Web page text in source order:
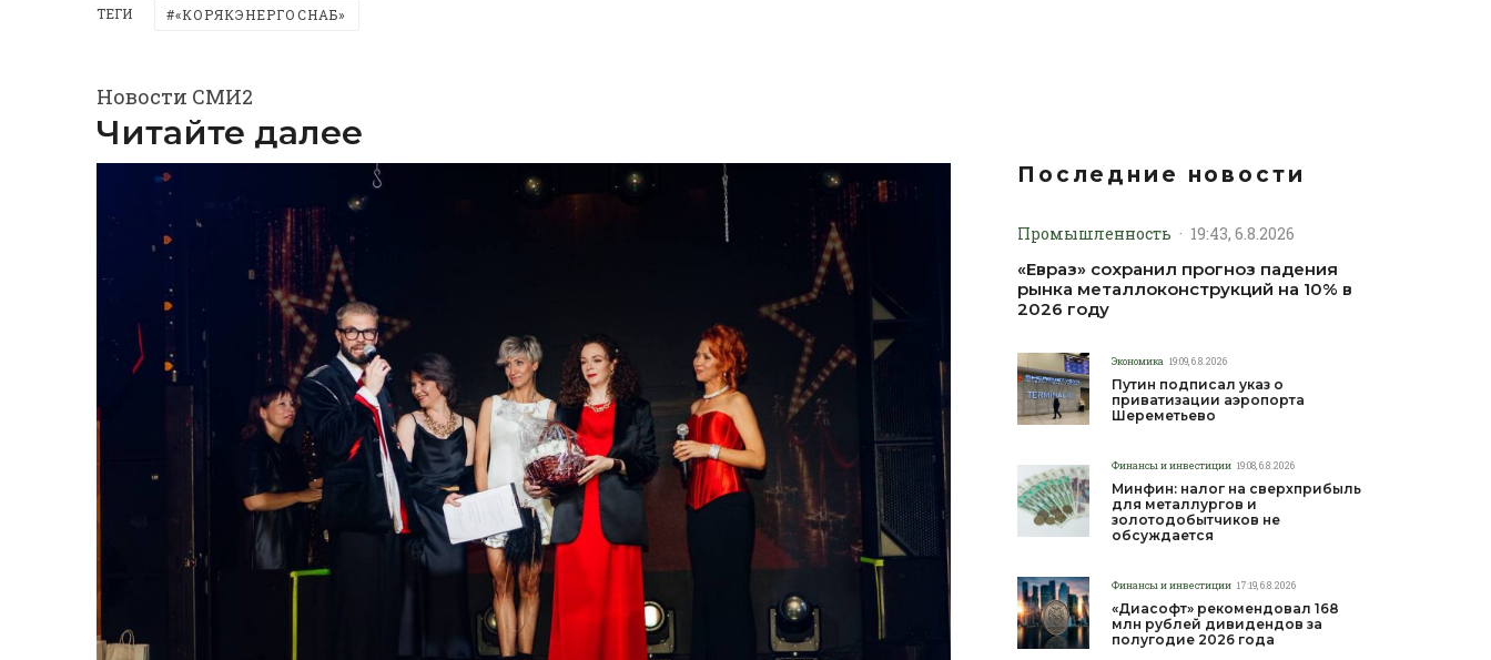
ТЕГИ «КОРЯКЭНЕРГОСНАБ»
Новости СМИ2
Читайте далее
Последние новости
Промышленность · 19:43, 6.8.2026
«Евраз» сохранил прогноз падения
рынка металлоконструкций на 10% в
2026 году
Экономика 19:09, 6.8.2026
Путин подписал указ о
приватизации аэропорта
Шереметьево
Финансы и инвестиции 19:08, 6.8.2026
Минфин: налог на сверхприбыль
для металлургов и
золотодобытчиков не
обсуждается
Финансы и инвестиции 17:19, 6.8.2026
«Диасофт» рекомендовал 168
млн рублей дивидендов за
полугодие 2026 года